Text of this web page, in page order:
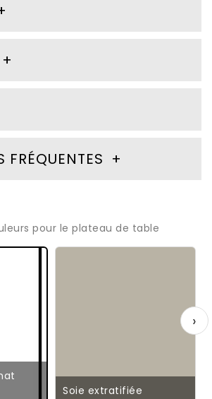
FRÉQUENTES
pour le plateau de table
Soie extratifiée
›